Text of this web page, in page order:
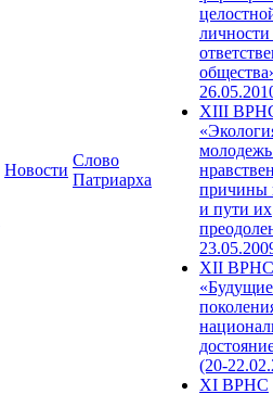
Новости
Слово
Патриарха
XIII
причины
и пути их
XII ВРНС
«Будущие
(20-
XI ВРНС